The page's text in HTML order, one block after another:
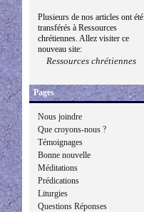
Plusieurs de nos articles ont été
transférés à Ressources
chrétiennes. Allez visiter ce
nouveau site:
Ressources chrétiennes
Pages
Nous joindre
Que croyons-nous ?
Témoignages
Bonne nouvelle
Méditations
Prédications
Liturgies
Questions Réponses